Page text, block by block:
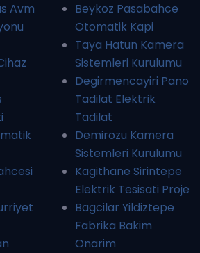
Avm
Beykoz Pasabahce
Otomatik Kapi
Taya Hatun Kamera
Sistemleri Kurulumu
Degirmencayiri Pano
Tadilat Elektrik
Tadilat
Demirozu Kamera
Sistemleri Kurulumu
Kagithane Sirintepe
Elektrik Tesisati Proje
Bagcilar Yildiztepe
Fabrika Bakim
Onarim